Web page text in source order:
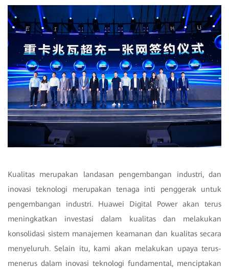
Kualitas merupakan landasan pengembangan industri, dan
inovasi teknologi merupakan tenaga inti penggerak untuk
pengembangan industri. Huawei Digital Power akan terus
meningkatkan investasi dalam kualitas dan melakukan
konsolidasi sistem manajemen keamanan dan kualitas secara
menyeluruh. Selain itu, kami akan melakukan upaya terus-
menerus dalam inovasi teknologi fundamental, menciptakan